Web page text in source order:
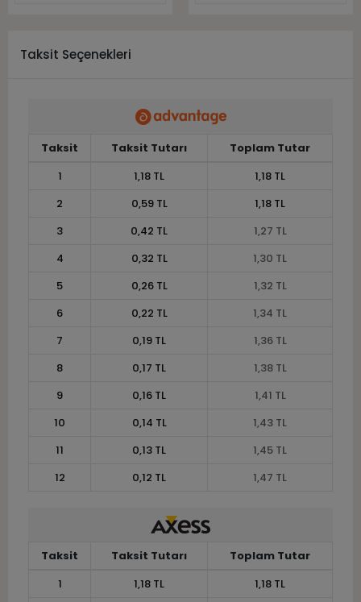
Taksit Seçenekleri
Taksit Taksit Tutarı
Toplam Tutar
1
1,18 TL
1,18 TL
2
0,59 TL
1,18 TL
3
0,42 TL
1,27 TL
4
0,32 TL
1,30 TL
5
0,26 TL
1,32 TL
6
0,22 TL
1,34 TL
7
0,19 TL
1,36 TL
8
0,17 TL
1,38 TL
9
0,16 TL
1,41 TL
10
0,14 TL
1,43 TL
11
0,13 TL
1,45 TL
12
0,12 TL 1,47 TL
Taksit Taksit Tutarı
Toplam Tutar
1
1,18 TL
1,18 TL